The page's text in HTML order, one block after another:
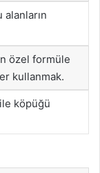
özel formüle
kullanmak.
köpüğü